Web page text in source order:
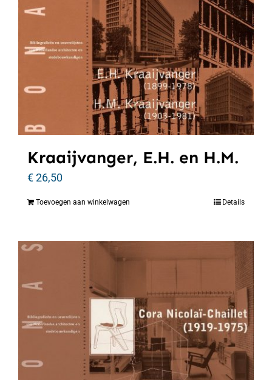
Kraaijvanger, E.H. en H.M.
€26,50
Toevoegen aan winkelwagen Details